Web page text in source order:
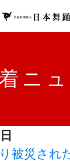
ニ
被災され